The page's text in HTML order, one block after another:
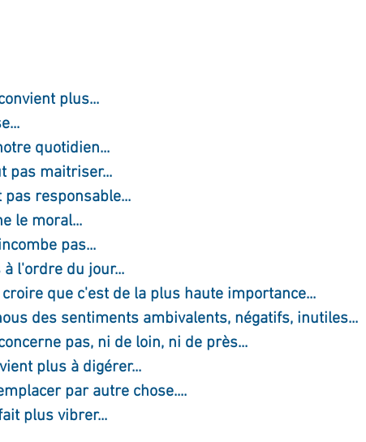
plus...
quotidien...
pas maitriser...
responsable...
le moral...
pas...
l'ordre du jour...
que c'est de la plus haute importance...
des sentiments ambivalents, négatifs, inutiles...
pas, ni de loin, ni de près...
plus à digérer...
par autre chose....
plus vibrer...